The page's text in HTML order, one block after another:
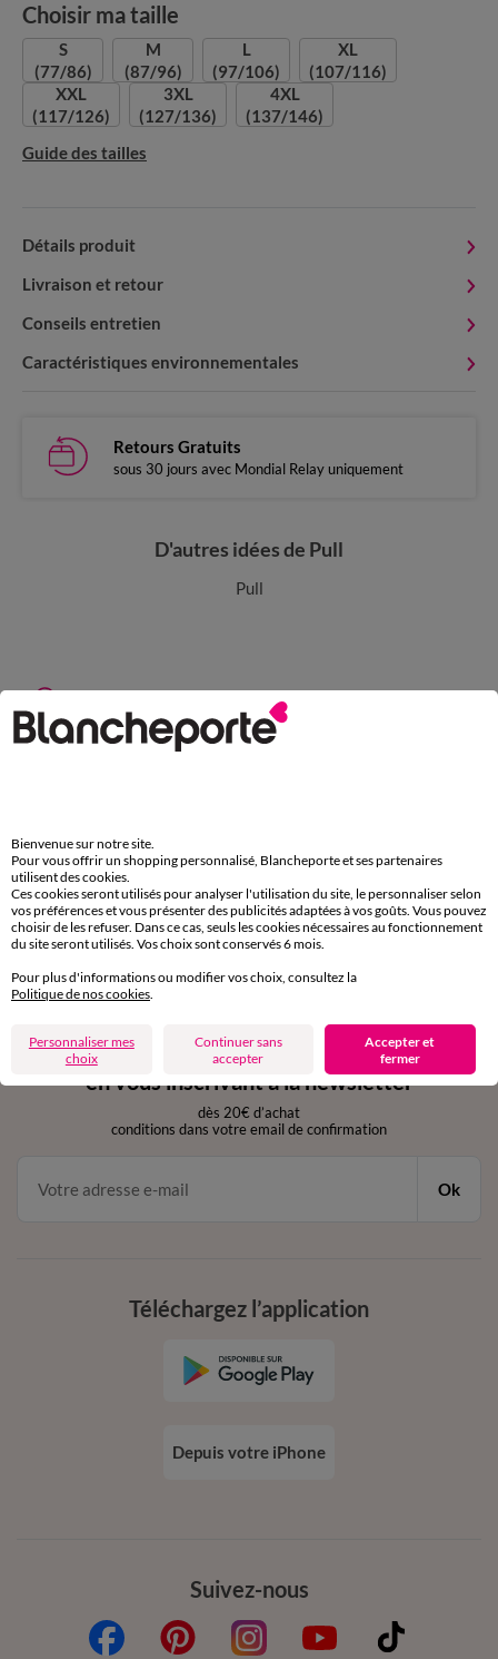
Choisir ma taille
S
(77/86)
M
(87/96)
L
(97/106)
XL
(107/116)
XXL
(117/126)
3XL
(127/136)
4XL
(137/146)
Guide des tailles
Détails produit
Livraison et retour
Conseils entretien
Caractéristiques environnementales
Retours Gratuits
sous 30 jours avec Mondial Relay uniquement
D'autres idées de Pull
Pull
Payez plus tard ou en plusieurs fois
Retours gratuits
sous 30 jours avec Mondial Relay uniquement
Service clients
par chat et par téléphone
11€ Offerts
en vous inscrivant à la newsletter
dès 20€ d’achat
conditions dans votre email de confirmation
Ok
Suivez-nous
Téléchargez l’application
Depuis votre iPhone
Bienvenue sur notre site.
Pour vous offrir un shopping personnalisé, Blancheporte et ses partenaires
utilisent des cookies.
Ces cookies seront utilisés pour analyser l'utilisation du site, le personnaliser selon
vos préférences et vous présenter des publicités adaptées à vos goûts. Vous pouvez
choisir de les refuser. Dans ce cas, seuls les cookies nécessaires au fonctionnement
du site seront utilisés. Vos choix sont conservés 6 mois.
Pour plus d'informations ou modifier vos choix, consultez la
Politique de nos cookies.
Personnaliser mes
choix
Continuer sans
accepter
Accepter et
fermer